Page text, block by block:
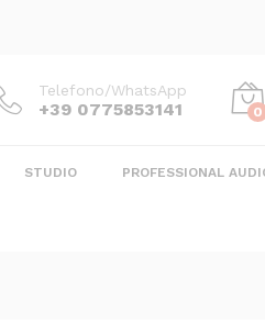
Telefono/WhatsApp
+39 0775853141 0
STUDIO PROFESSIONAL